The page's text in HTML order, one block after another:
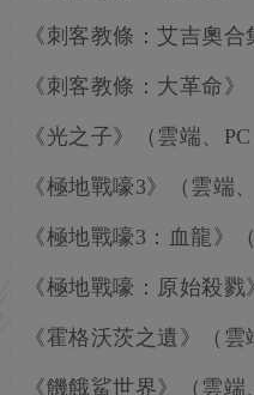
《刺客教條：艾吉奧
《刺客教條：大革命》
《光之子》（雲端、PC
《極地戰嚎3》（雲端
《極地戰嚎3：血龍》
《極地戰嚎：原始殺戮
《霍格沃茨之遺》（雲
《饑餓鯊世界》（雲端